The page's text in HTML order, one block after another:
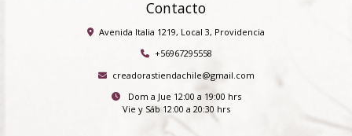
Contacto
Avenida Italia 1219, Local 3, Providencia
+56967295558
creadorastiendachile@gmail.com
Dom a Jue 12:00 a 19:00 hrs
Vie y Sáb 12:00 a 20:30 hrs